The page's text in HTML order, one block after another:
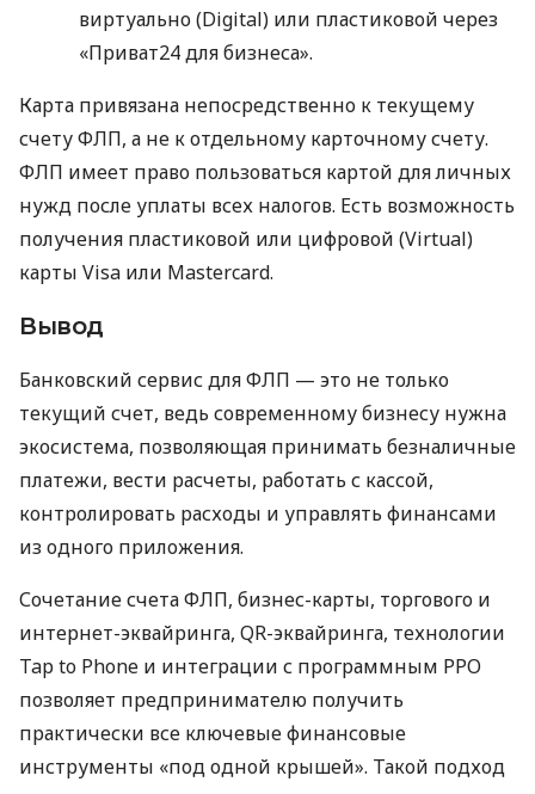
виртуально (Digital) или пластиковой через
«Приват24 для бизнеса».
Карта привязана непосредственно к текущему
счету ФЛП, а не к отдельному карточному счету.
ФЛП имеет право пользоваться картой для личных
нужд после уплаты всех налогов. Есть возможность
получения пластиковой или цифровой (Virtual)
карты Visa или Mastercard.
Вывод
Банковский сервис для ФЛП — это не только
текущий счет, ведь современному бизнесу нужна
экосистема, позволяющая принимать безналичные
платежи, вести расчеты, работать с кассой,
контролировать расходы и управлять финансами
из одного приложения.
Сочетание счета ФЛП, бизнес-карты, торгового и
интернет-эквайринга, QR-эквайринга, технологии
Tap to Phone и интеграции с программным РРО
позволяет предпринимателю получить
практически все ключевые финансовые
инструменты «под одной крышей». Такой подход